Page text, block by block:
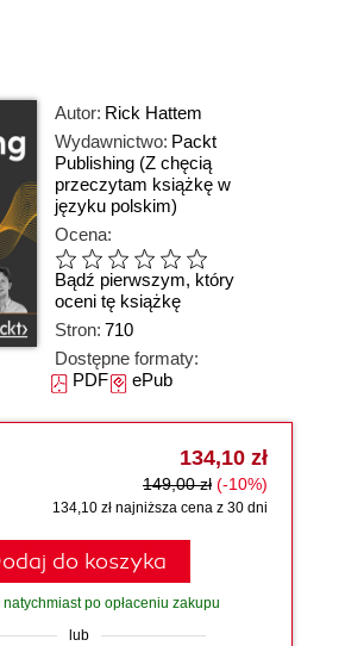
Autor: Rick Hattem
Wydawnictwo: Packt
Publishing (Z chęcią
przeczytam książkę w
języku polskim)
Ocena:
Bądź pierwszym, który
oceni tę książkę
Stron: 710
Dostępne formaty:
PDFePub
134,10 zł
149,00 zł (-10%)
134,10 zł najniższa cena z 30 dni
do koszyka
natychmiast po opłaceniu zakupu
lub